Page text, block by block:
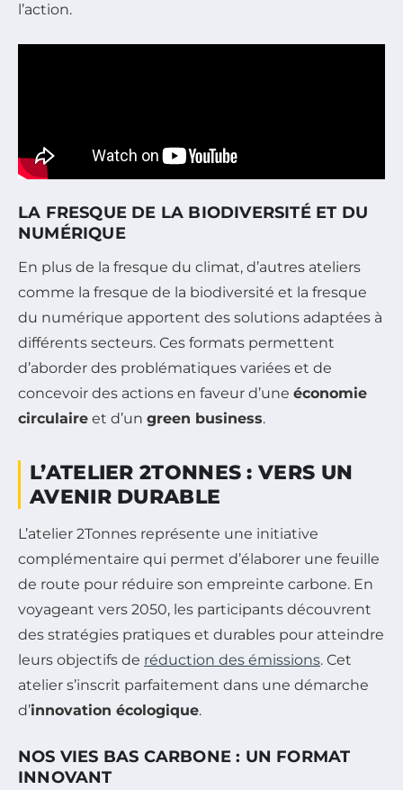
l’action.
LA FRESQUE DE LA BIODIVERSITÉ ET DU
NUMÉRIQUE
En plus de la fresque du climat, d’autres ateliers
comme la fresque de la biodiversité et la fresque
du numérique apportent des solutions adaptées à
différents secteurs. Ces formats permettent
d’aborder des problématiques variées et de
concevoir des actions en faveur d’une économie
circulaire et d’un green business.
L’ATELIER 2TONNES : VERS UN
AVENIR DURABLE
L’atelier 2Tonnes représente une initiative
complémentaire qui permet d’élaborer une feuille
de route pour réduire son empreinte carbone. En
voyageant vers 2050, les participants découvrent
des stratégies pratiques et durables pour atteindre
leurs objectifs de réduction des émissions. Cet
atelier s’inscrit parfaitement dans une démarche
d’innovation écologique.
NOS VIES BAS CARBONE : UN FORMAT
INNOVANT